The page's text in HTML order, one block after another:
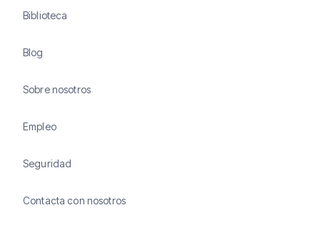
Biblioteca
Blog
Sobre nosotros
Empleo
Seguridad
Contacta con nosotros